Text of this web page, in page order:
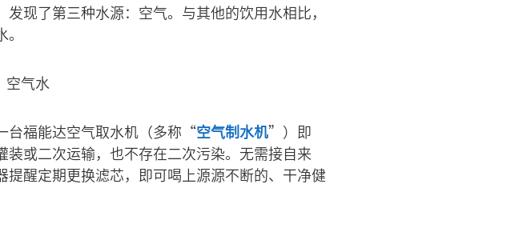
现了第三种水源：空气。与其他的饮用水相比，
台福能达空气取水机（多称“空气制水机”）即
或二次运输，也不存在二次污染。无需接自来
醒定期更换滤芯，即可喝上源源不断的、干净健